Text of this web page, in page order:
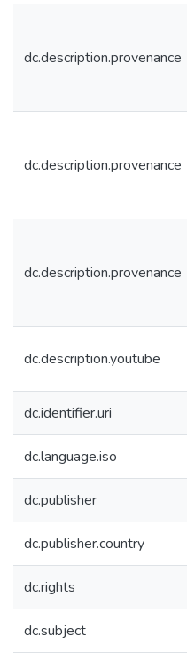
dc.description.provenance
dc.description.provenance
dc.description.provenance
dc.description.youtube
dc.identifier.uri
dc.language.iso
dc.publisher
dc.publisher.country
dc.rights
dc.subject